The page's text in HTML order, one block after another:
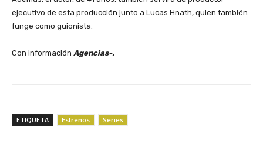
ejecutivo de esta producción junto a Lucas Hnath, quien también
funge como guionista.
‎Con información Agencias-.
ETIQUETA Estrenos Series